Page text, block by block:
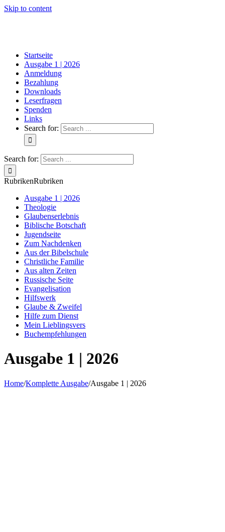
Skip to content
Startseite
Ausgabe 1 | 2026
Anmeldung
Bezahlung
Downloads
Leserfragen
Spenden
Links
Search for:
Search for:
RubrikenRubriken
Ausgabe 1 | 2026
Theologie
Glaubenserlebnis
Biblische Botschaft
Jugendseite
Zum Nachdenken
Aus der Bibelschule
Christliche Familie
Aus alten Zeiten
Russische Seite
Evangelisation
Hilfswerk
Glaube & Zweifel
Hilfe zum Dienst
Mein Lieblingsvers
Buchempfehlungen
Ausgabe 1 | 2026
Home/Komplette Ausgabe/Ausgabe 1 | 2026